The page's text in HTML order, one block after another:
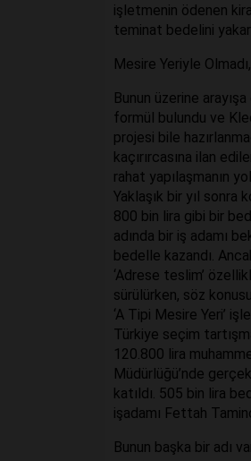
işletmenin ödenen
teminat bedelini
Mesire Yeriyle
Bunun üzerine
formül bulundu ve
projesi bile
kaçırırcasına ilan
rahat yapılaşmanın
Yaklaşık bir yıl sonra
800 bin lira gibi bir
adında bir iş adamı
bedelle kazandı.
‘Adrese teslim’
sürülürken, söz
‘A Tipi Mesire Yeri’
Türkiye seçim
120.800 lira
Müdürlüğü’nde
katıldı. 505 bin lira
işadamı Fettah
Bunun başka bir adı